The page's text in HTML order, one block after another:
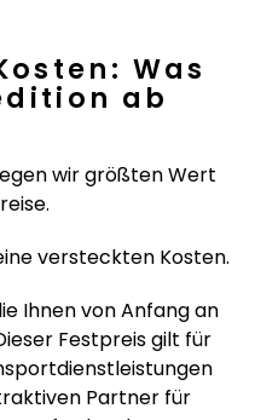
Was
ab
wir größten Wert
versteckten Kosten.
Ihnen von Anfang an
Festpreis gilt für
Partner für